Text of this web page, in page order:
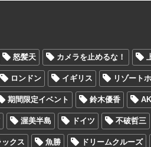
怒髪天 カメラを止めるな！
ロンドン イギリス リゾート
期間限定イベント 鈴木優香
渥美半島 ドイツ 不破哲三
クス 魚勝 ドリームクルーズ